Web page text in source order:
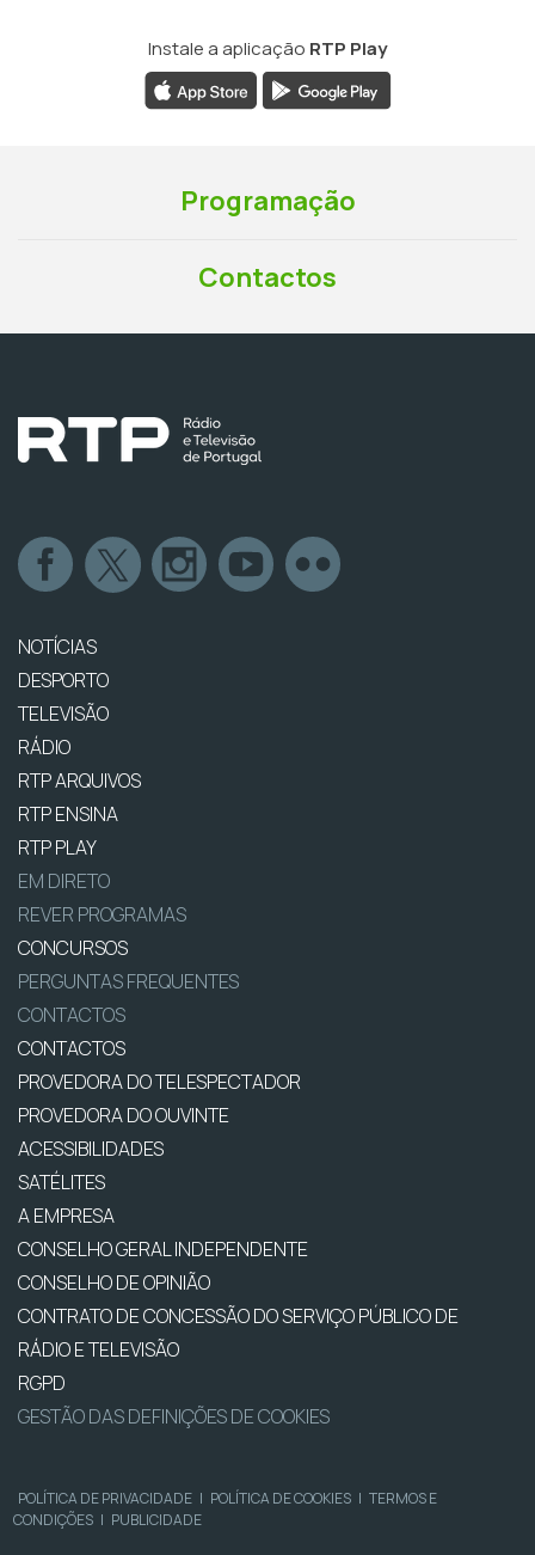
Instale a aplicação RTP Play
Programação
Contactos
NOTÍCIAS
DESPORTO
TELEVISÃO
RÁDIO
RTP ARQUIVOS
RTP ENSINA
RTP PLAY
EM DIRETO
REVER PROGRAMAS
CONCURSOS
PERGUNTAS FREQUENTES
CONTACTOS
CONTACTOS
PROVEDORA DO TELESPECTADOR
PROVEDORA DO OUVINTE
ACESSIBILIDADES
SATÉLITES
A EMPRESA
CONSELHO GERAL INDEPENDENTE
CONSELHO DE OPINIÃO
CONTRATO DE CONCESSÃO DO SERVIÇO PÚBLICO DE
RÁDIO E TELEVISÃO
RGPD
GESTÃO DAS DEFINIÇÕES DE COOKIES
POLÍTICA DE PRIVACIDADE | POLÍTICA DE COOKIES | TERMOS E
CONDIÇÕES | PUBLICIDADE